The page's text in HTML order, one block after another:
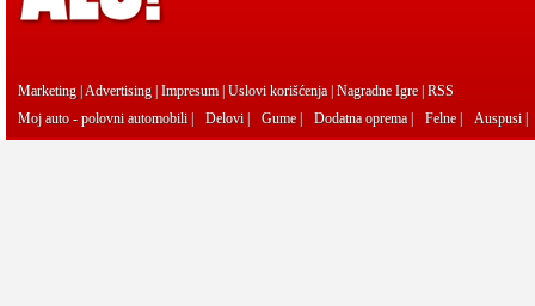
Marketing|Advertising|Impresum|Uslovi korišćenja|Nagradne Igre|RSS
Moj auto - polovni automobili
Delovi Gume| Dodatna oprema| Felne| Auspusi